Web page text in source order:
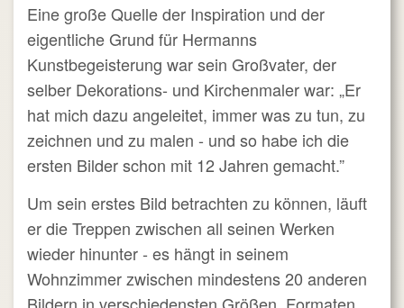
Eine große Quelle der Inspiration und der
eigentliche Grund für Hermanns
Kunstbegeisterung war sein Großvater, der
selber Dekorations- und Kirchenmaler war: „Er
hat mich dazu angeleitet, immer was zu tun, zu
zeichnen und zu malen - und so habe ich die
ersten Bilder schon mit 12 Jahren gemacht.”
Um sein erstes Bild betrachten zu können, läuft
er die Treppen zwischen all seinen Werken
wieder hinunter ‑ es hängt in seinem
Wohnzimmer zwischen mindestens 20 anderen
Bildern in verschiedensten Größen, Formaten